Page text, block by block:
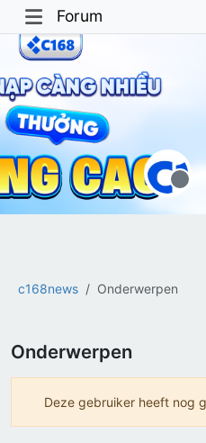
Forum
c168news Onderwerpen
Onderwerpen
Deze gebruiker heeft nog